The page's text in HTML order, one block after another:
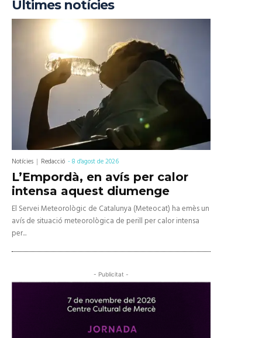
Últimes notícies
Notícies Redacció -8 d'agost de 2026
L’Empordà, en avís per calor
intensa aquest diumenge
El Servei Meteorològic de Catalunya (Meteocat) ha emès un
avís de situació meteorològica de perill per calor intensa
per...
- Publicitat -